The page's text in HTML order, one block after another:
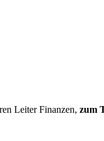
Leiter Finanzen,zum